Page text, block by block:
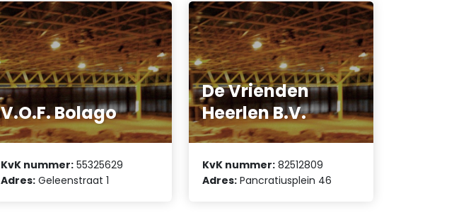
V.O.F. Bolago
KvK nummer: 55325629
Adres: Geleenstraat 1
De Vrienden
Heerlen B.V.
KvK nummer: 82512809
Adres: Pancratiusplein 46